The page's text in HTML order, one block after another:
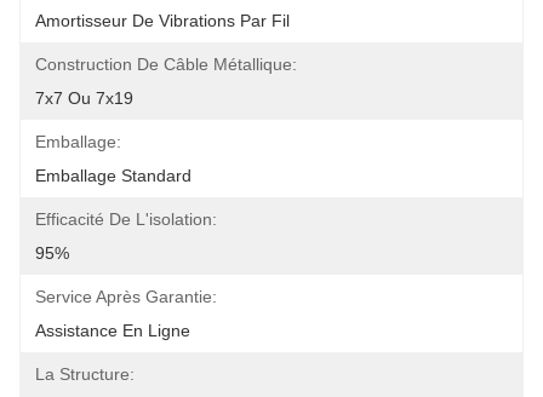
Amortisseur De Vibrations Par Fil
Construction De Câble Métallique:
7x7 Ou 7x19
Emballage:
Emballage Standard
Efficacité De L'isolation:
95%
Service Après Garantie:
Assistance En Ligne
La Structure: